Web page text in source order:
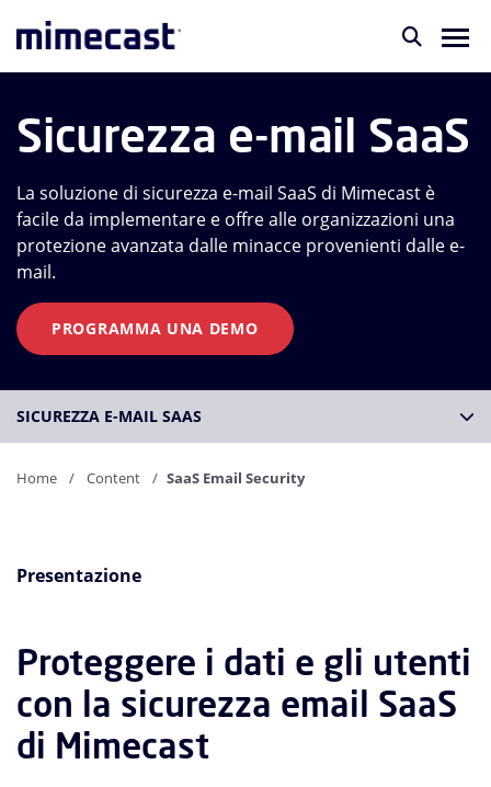
Sicurezza e-mail SaaS
La soluzione di sicurezza e-mail SaaS di Mimecast è
facile da implementare e offre alle organizzazioni una
protezione avanzata dalle minacce provenienti dalle e-
mail.
PROGRAMMA UNA DEMO
SICUREZZA E-MAIL SAAS
Home Content SaaS Email Security
Presentazione
Proteggere i dati e gli utenti
con la sicurezza email SaaS
di Mimecast